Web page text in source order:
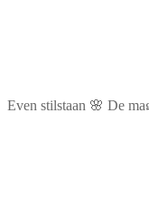
Even stilstaan 🌸 De